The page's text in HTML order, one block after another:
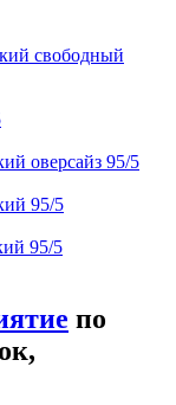
свободный
оверсайз 95/5
95/5
95/5
по